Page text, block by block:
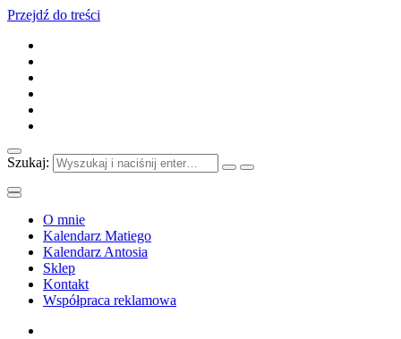
Przejdź do treści
Szukaj:
O mnie
Kalendarz Matiego
Kalendarz Antosia
Sklep
Kontakt
Współpraca reklamowa